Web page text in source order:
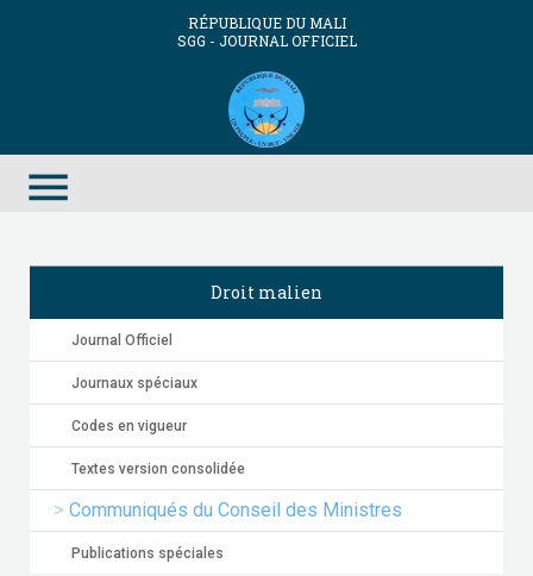
RÉPUBLIQUE DU MALI
SGG - JOURNAL OFFICIEL
menu
Droit malien
Journal Officiel
Journaux spéciaux
Codes en vigueur
Textes version consolidée
Communiqués du Conseil des Ministres
Publications spéciales